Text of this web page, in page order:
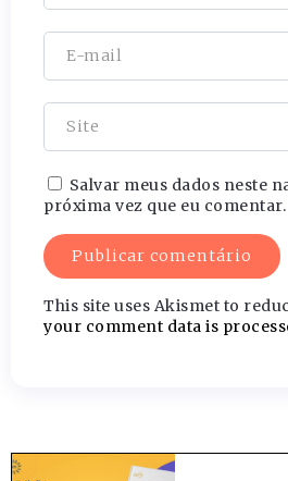
Salvar meus dados neste
próxima vez que eu comentar.
This site uses Akismet to
your comment data is